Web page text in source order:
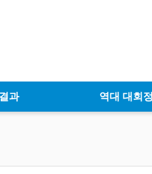
과 역대 대회